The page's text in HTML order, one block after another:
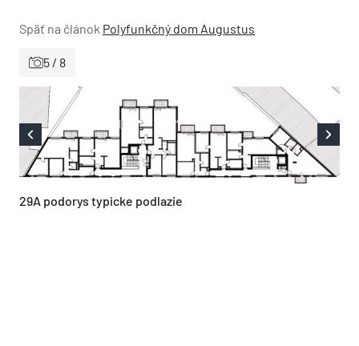
Späť na článok Polyfunkčný dom Augustus
5 / 8
29A podorys typicke podlazie